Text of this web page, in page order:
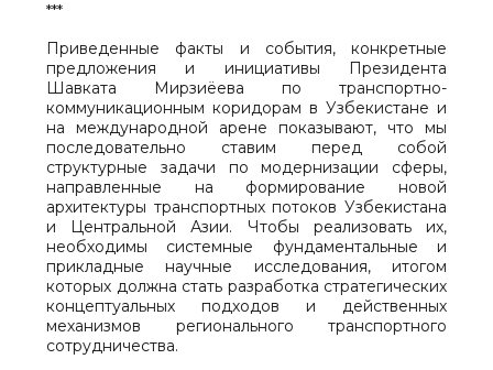
***
Приведенные факты и события, конкретные
предложения и инициативы Президента
Шавката Мирзиёева по транспортно-
коммуникационным коридорам в Узбекистане и
на международной арене показывают, что мы
последовательно ставим перед собой
структурные задачи по модернизации сферы,
направленные на формирование новой
архитектуры транспортных потоков Узбекистана
и Центральной Азии. Чтобы реализовать их,
необходимы системные фундаментальные и
прикладные научные исследования, итогом
которых должна стать разработка стратегических
концептуальных подходов и действенных
механизмов регионального транспортного
сотрудничества.